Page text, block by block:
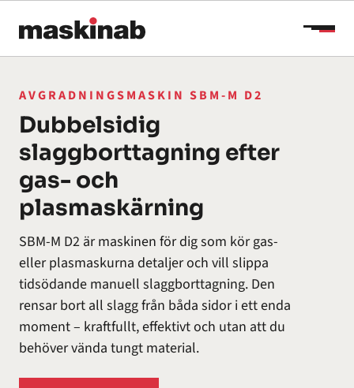
AVGRADNINGSMASKIN SBM-M D2
Dubbelsidig
slaggborttagning efter
gas- och
plasmaskärning
SBM-M D2 är maskinen för dig som kör gas-
eller plasmaskurna detaljer och vill slippa
tidsödande manuell slaggborttagning. Den
rensar bort all slagg från båda sidor i ett enda
moment – kraftfullt, effektivt och utan att du
behöver vända tungt material.